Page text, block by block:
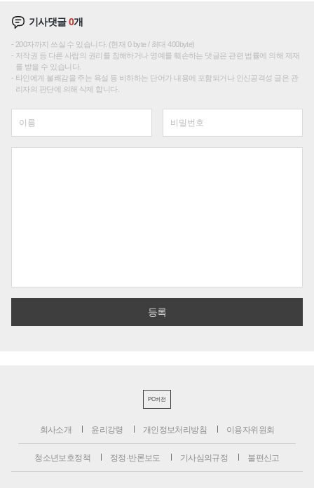
기사댓글0개
200자까지 쓰실 수 있습니다. (현재 0 byte / 최대 400byte)
저작권 등 다른 사람의 권리를 침해하거나 명예를 훼손하는 댓글은 관련 법률에 의해 제재
를 받을 수 있습니다.
타인에게 불쾌감을 주는 욕설 등 비하하는 단어가 내용에 포함되거나 인신공격성 글은 관
리자의 판단에 의해 삭제 합니다.
PC버전
회사소개 윤리강령 개인정보처리방침 이용자위원회
청소년보호정책 정정·반론보도 기사심의규정 불편신고